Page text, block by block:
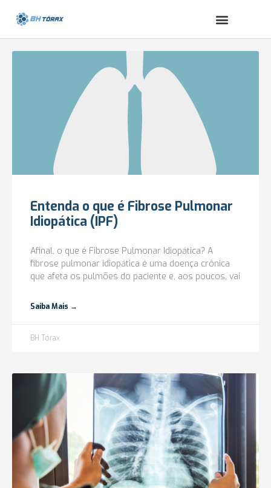
Entenda o que é Fibrose Pulmonar
Idiopática (IPF)
Afinal, o que é Fibrose Pulmonar Idiopática? A
fibrose pulmonar idiopática é uma doença crônica
que afeta os pulmões do paciente e, aos poucos, vai
Saiba Mais →
BH Tórax